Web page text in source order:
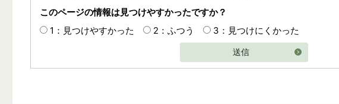
このページの情報は見つけやすかったですか？
1：見つけやすかった
2：ふつう 3：見つけにくかった
送信